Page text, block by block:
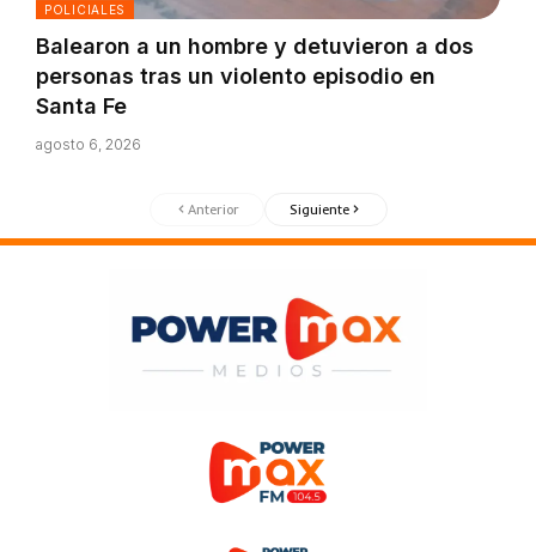
POLICIALES
Balearon a un hombre y detuvieron a dos
personas tras un violento episodio en
Santa Fe
agosto 6, 2026
Anterior Siguiente